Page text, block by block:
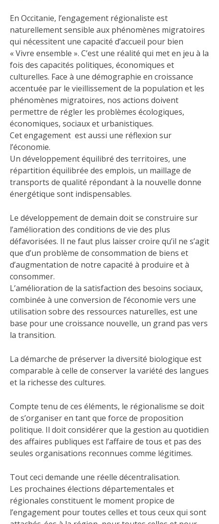
En Occitanie, l’engagement régionaliste est
naturellement sensible aux phénomènes migratoires
qui nécessitent une capacité d’accueil pour bien
« Vivre ensemble ». C’est une réalité qui met en jeu à la
fois des capacités politiques, économiques et
culturelles. Face à une démographie en croissance
accentuée par le vieillissement de la population et les
phénomènes migratoires, nos actions doivent
permettre de régler les problèmes écologiques,
économiques, sociaux et urbanistiques.
Cet engagement est aussi une réflexion sur
l’économie.
Un développement équilibré des territoires, une
répartition équilibrée des emplois, un maillage de
transports de qualité répondant à la nouvelle donne
énergétique sont indispensables.
Le développement de demain doit se construire sur
l’amélioration des conditions de vie des plus
défavorisées. Il ne faut plus laisser croire qu’il ne s’agit
que d’un problème de consommation de biens et
d’augmentation de notre capacité à produire et à
consommer.
L’amélioration de la satisfaction des besoins sociaux,
combinée à une conversion de l’économie vers une
utilisation sobre des ressources naturelles, est une
base pour une croissance nouvelle, un grand pas vers
la transition.
La démarche de préserver la diversité biologique est
comparable à celle de conserver la variété des langues
et la richesse des cultures.
Compte tenu de ces éléments, le régionalisme se doit
de s’organiser en tant que force de proposition
politique. Il doit considérer que la gestion au quotidien
des affaires publiques est l’affaire de tous et pas des
seules organisations reconnues comme légitimes.
Tout ceci demande une réelle décentralisation.
Les prochaines élections départementales et
régionales constituent le moment propice de
l’engagement pour toutes celles et tous ceux qui sont